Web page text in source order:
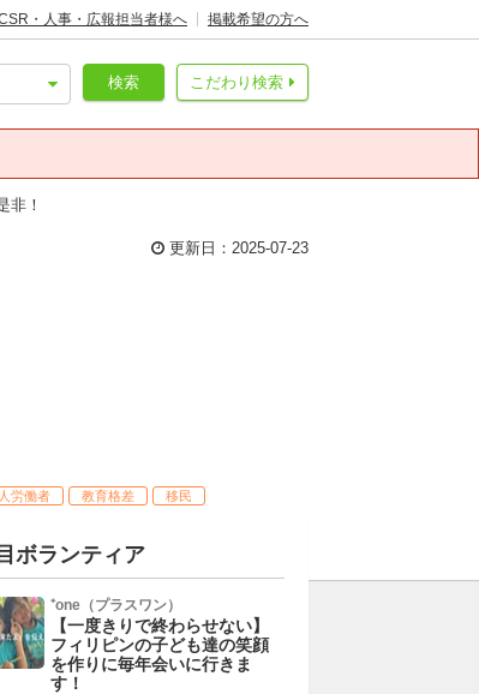
・人事・広報担当者様へ 掲載希望の方へ
こだわり検索
検索
非！
更新日：2025-07-23
労働者 教育格差 移民
ボランティア
⁺one（プラスワン）
【一度きりで終わらせない】
フィリピンの子ども達の笑顔
を作りに毎年会いに行きま
す！